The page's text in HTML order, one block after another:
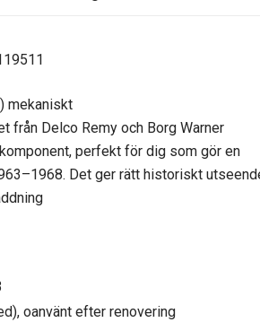
mekaniskt
från Delco Remy och Borg Warner
perfekt för dig som gör en
Det ger rätt historiskt
oanvänt efter renovering